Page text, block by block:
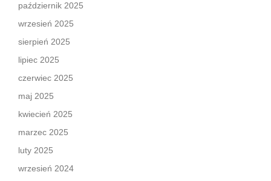
październik 2025
wrzesień 2025
sierpień 2025
lipiec 2025
czerwiec 2025
maj 2025
kwiecień 2025
marzec 2025
luty 2025
wrzesień 2024